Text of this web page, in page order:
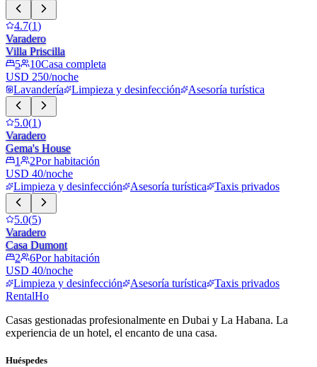
4.7(1)
Varadero
Villa Priscilla
5
10Casa completa
USD 250/noche
Lavandería
Limpieza y desinfección Asesoría turística
5.0(1)
Varadero
Gema's House
1
2Por habitación
USD 40/noche
Limpieza y desinfección
Asesoría turística Taxis privados
5.0(5)
Varadero
Casa Dumont
2
6Por habitación
USD 40/noche
Limpieza y desinfección
Asesoría turística
Taxis privados
RentalHo
Casas gestionadas profesionalmente en Dubai y La Habana. La
experiencia de un hotel, el encanto de una casa.
Huéspedes